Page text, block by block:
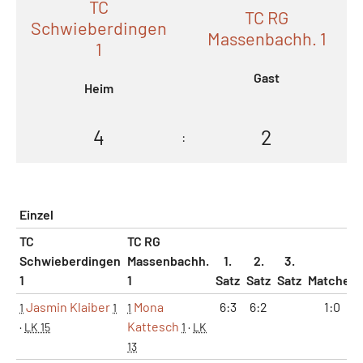
TC
Schwieberdingen
1
Heim
TC RG
Massenbachh. 1
Gast
4 : 2
Einzel
TC
Schwieberdingen
1
TC RG
Massenbachh.
1
1.
Satz
2.
Satz
3.
Satz Matches
1 Jasmin Klaiber1
· LK 15
1 Mona
Kattesch 1 · LK
13
6:3 6:2 1:0